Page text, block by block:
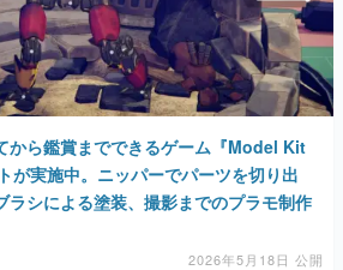
から鑑賞までできるゲーム『Model Kit
が実施中。ニッパーでパーツを切り出
ラシによる塗装、撮影までのプラモ制作
2026年5月18日 公開